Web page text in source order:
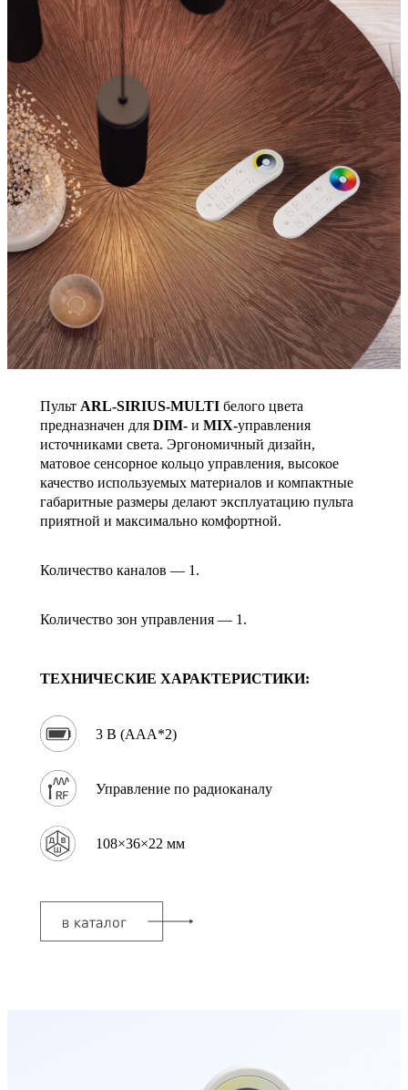
Пульт ARL-SIRIUS-MULTI белого цвета
предназначен для DIM- и MIX-управления
источниками света. Эргономичный дизайн,
матовое сенсорное кольцо управления, высокое
качество используемых материалов и компактные
габаритные размеры делают эксплуатацию пульта
приятной и максимально комфортной.
Количество каналов — 1.
Количество зон управления — 1.
ТЕХНИЧЕСКИЕ ХАРАКТЕРИСТИКИ:
3 В (AAA*2)
Управление по радиоканалу
108×36×22 мм